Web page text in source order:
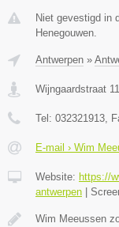
Niet gevestigd in
Henegouwen.
Antwerpen »
Wijngaardstraat 11
Tel: 032321913,
E-mail › Wim
Website: https://
antwerpen
Wim Meeussen